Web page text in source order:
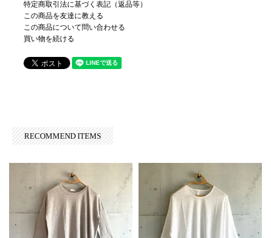
特定商取引法に基づく表記（返品等）
この商品を友達に教える
この商品について問い合わせる
買い物を続ける
RECOMMEND ITEMS